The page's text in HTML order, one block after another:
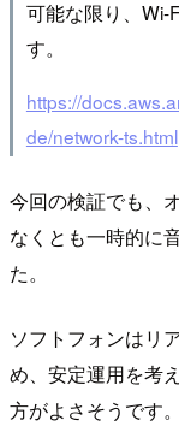
可能な限り、Wi-
す。
https://
de/network-ts.html
今回の検証でも、
なくとも一時的に
た。
ソフトフォンはリ
め、安定運用を考
方がよさそうです。